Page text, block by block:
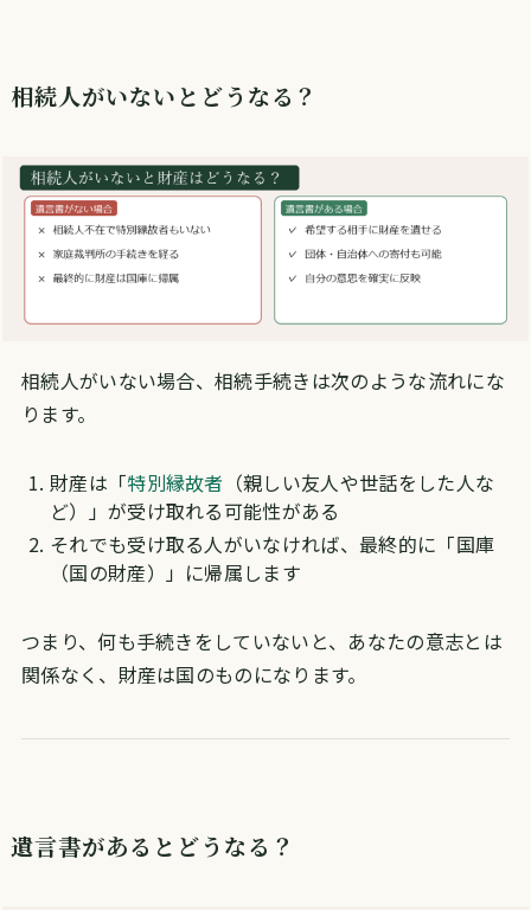
相続人がいないとどうなる？
相続人がいない場合、相続手続きは次のような流れにな
ります。
財産は「特別縁故者 （親しい友人や世話をした人な
ど）」が受け取れる可能性がある
それでも受け取る人がいなければ、最終的に「国庫
（国の財産）」に帰属します
つまり、何も手続きをしていないと、あなたの意志とは
関係なく、財産は国のものになります。
遺言書があるとどうなる？